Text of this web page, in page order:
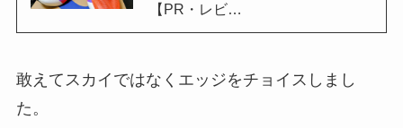
【PR・レビ…
敢えてスカイではなくエッジをチョイスしまし
た。